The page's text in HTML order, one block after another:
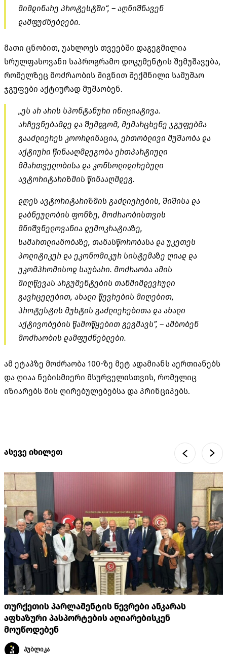
მიმდინარე პროტესტში“, – აღნიშნავენ
დამფუძნებლები.
მათი ცნობით, უახლოეს თვეებში დაგეგმილია
სრულფასოვანი საპროგრამო დოკუმენტის შემუშავება,
რომელზეც მოძრაობის შიგნით შექმნილი სამუშაო
ჯგუფები აქტიურად მუშაობენ.
„ეს არ არის სპონტანური ინიციატივა.
არჩევნებამდე და შემდგომ, მემარცხენე ჯგუფებმა
გააძლიერეს კოორდინაცია, ერთობლივი მუშაობა და
აქტიური წინააღმდეგობა ერთპარტიული
მმართველობისა და კონსოლიდირებული
ავტორიტარიზმის წინააღმდეგ.
დღეს ავტორიტარიზმის გაძლიერების, შიშისა და
დაბნეულობის ფონზე, მოძრაობისთვის
მნიშვნელოვანია დემოკრატიაზე,
სამართლიანობაზე, თანასწორობასა და უკეთეს
პოლიტიკურ და ეკონომიკურ სისტემაზე ღიად და
უკომპრომისოდ საუბარი. მოძრაობა ამის
მიღწევას არგუმენტების თანმიმდევრული
გავრცელებით, ახალი წევრების მიღებით,
პროტესტის მუხტის გაძლიერებითა და ახალი
აქტივობების წამოწყებით გეგმავს”, – ამბობენ
მოძრაობის დამფუძნებლები.
ამ ეტაპზე მოძრაობა 100-ზე მეტ ადამიანს აერთიანებს
და ღიაა ნებისმიერი მსურველისთვის, რომელიც
იზიარებს მის ღირებულებებსა და პრინციპებს.
ასევე იხილეთ
თურქეთის პარლამენტის წევრები ანკარას
აფხაზური პასპორტების აღიარებისკენ
მოუწოდებენ
პუბლიკა